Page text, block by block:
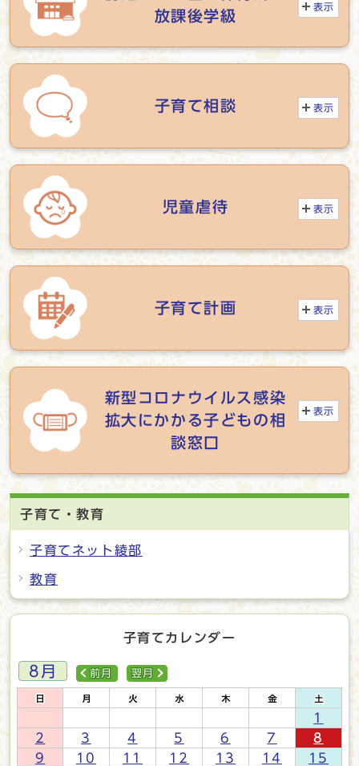
放課後学級
表示
子育て相談 表示
児童虐待 表示
子育て計画 表示
新型コロナウイルス感染
拡大にかかる子どもの相
談窓口
表示
子育て・教育
子育てネット綾部
教育
子育てカレンダー
8月 前月 翌月
1
2
3 4 5 6 7
8
9
10 11 12 13 14
15